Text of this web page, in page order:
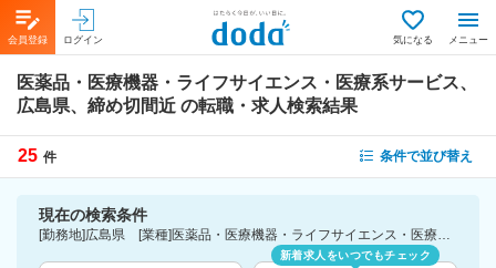
会員登録 ログイン 気になる メニュー
医薬品・医療機器・ライフサイエンス・医療系サービス、
広島県、締め切間近 の転職・求人検索結果
25 件 条件で並び替え
現在の検索条件
[勤務地]広島県 [業種]医薬品・医療機器・ライフサイエンス・医療系サービス [こだわり条件ピックアップ]締切間近
新着求人をいつでもチェック